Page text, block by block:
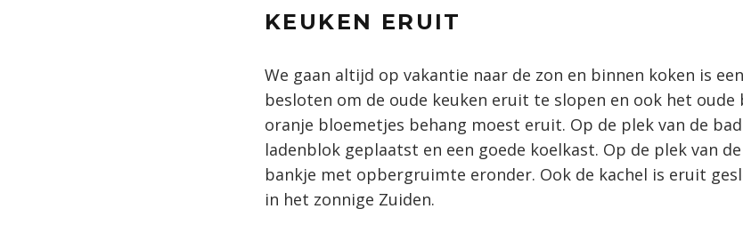
KEUKEN ERUIT
We gaan altijd op vakantie naar de zon en binnen koken is een
besloten om de oude keuken eruit te slopen en ook het
oranje bloemetjes behang moest eruit. Op de plek van de
ladenblok geplaatst en een goede koelkast. Op de plek van
bankje met opbergruimte eronder. Ook de kachel is eruit
in het zonnige Zuiden.